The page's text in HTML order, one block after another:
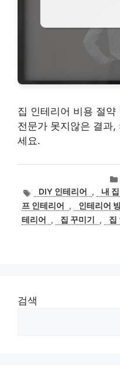
집 인테리어 비용 절
전문가 못지않은 결과
세요.
태
그
DIY 인테리어 , 내
프 인테리어
, 인테리어
테리어
, 집 꾸미기 , 집
검색